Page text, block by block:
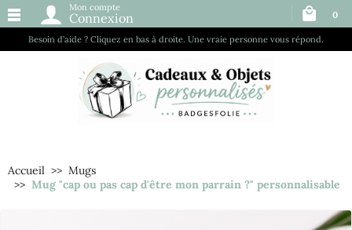
Besoin d’aide ? Cliquez en bas à droite. Une vraie personne vous répond.
Mon compte
Connexion 0
Accueil
Mugs
Mug "cap ou pas cap d'être mon parrain ?" personnalisable